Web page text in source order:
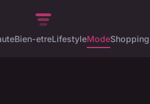
Bien-etreLifestyleModeShopping